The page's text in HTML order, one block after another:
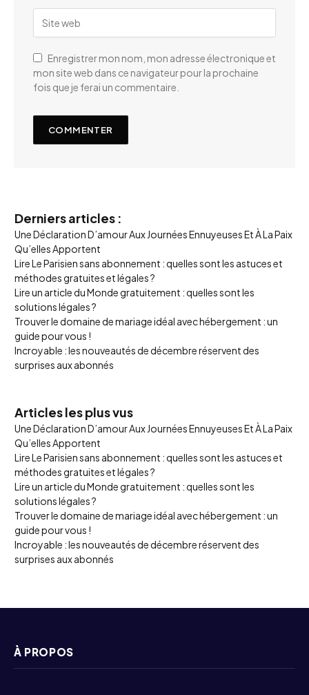
Enregistrer mon nom, mon adresse électronique et
mon site web dans ce navigateur pour la prochaine
fois que je ferai un commentaire.
Derniers articles :
Une Déclaration D’amour Aux Journées Ennuyeuses Et À La Paix
Qu’elles Apportent
Lire Le Parisien sans abonnement : quelles sont les astuces et
méthodes gratuites et légales ?
Lire un article du Monde gratuitement : quelles sont les
solutions légales ?
Trouver le domaine de mariage idéal avec hébergement : un
guide pour vous !
Incroyable : les nouveautés de décembre réservent des
surprises aux abonnés
Articles les plus vus
Une Déclaration D’amour Aux Journées Ennuyeuses Et À La Paix
Qu’elles Apportent
Lire Le Parisien sans abonnement : quelles sont les astuces et
méthodes gratuites et légales ?
Lire un article du Monde gratuitement : quelles sont les
solutions légales ?
Trouver le domaine de mariage idéal avec hébergement : un
guide pour vous !
Incroyable : les nouveautés de décembre réservent des
surprises aux abonnés
À PROPOS